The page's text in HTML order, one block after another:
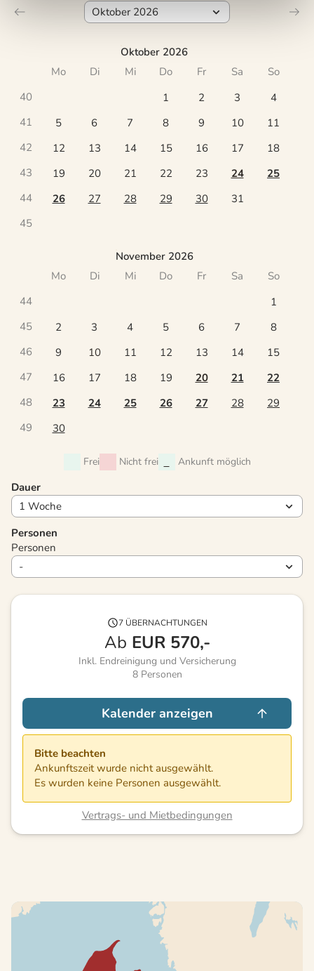
Oktober 2026
Mo
Di Mi Do Fr Sa
So
40
1 2 3
4
41
5 6 7 8 9 10
11
42
12 13 14 15 16 17
18
43
19 20 21 22 23 24
25
44
26 27 28 29 30
31
45
November 2026
Mo
Di Mi Do Fr Sa
So
44
1
45
2 3 4 5 6 7
8
46
9 10 11 12 13 14
15
47
16 17 18 19 20 21
22
48
23 24 25 26 27 28
29
49
30
Frei Nicht frei Ankunft möglich
Dauer
Personen
Personen
7 ÜBERNACHTUNGEN
Ab EUR 570,-
Inkl. Endreinigung und Versicherung
8 Personen
Kalender anzeigen
Bitte beachten
Ankunftszeit wurde nicht ausgewählt.
Es wurden keine Personen ausgewählt.
Vertrags- und Mietbedingungen